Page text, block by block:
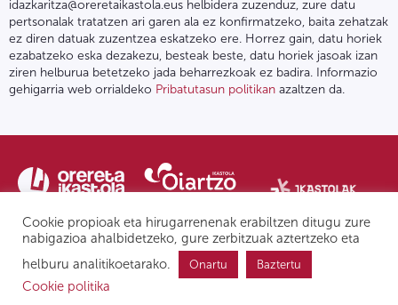
idazkaritza@oreretaikastola.eus helbidera zuzenduz, zure datu
pertsonalak tratatzen ari garen ala ez konfirmatzeko, baita zehatzak
ez diren datuak zuzentzea eskatzeko ere. Horrez gain, datu horiek
ezabatzeko eska dezakezu, besteak beste, datu horiek jasoak izan
ziren helburua betetzeko jada beharrezkoak ez badira. Informazio
gehigarria web orrialdeko Pribatutasun politikan azaltzen da.
Pribatutasun politika | Lege oharra Postontzi etikoa
Cookie propioak eta hirugarrenenak erabiltzen ditugu zure
nabigazioa ahalbidetzeko, gure zerbitzuak aztertzeko eta
helburu analitikoetarako.
Onartu Baztertu
Cookie politika